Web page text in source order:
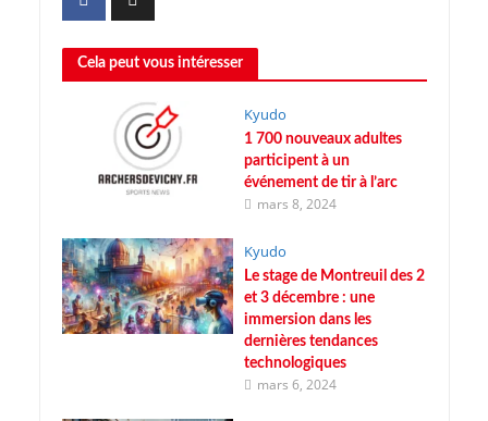
Cela peut vous intéresser
Kyudo
1 700 nouveaux adultes
participent à un
événement de tir à l’arc
mars 8, 2024
Kyudo
Le stage de Montreuil des 2
et 3 décembre : une
immersion dans les
dernières tendances
technologiques
mars 6, 2024